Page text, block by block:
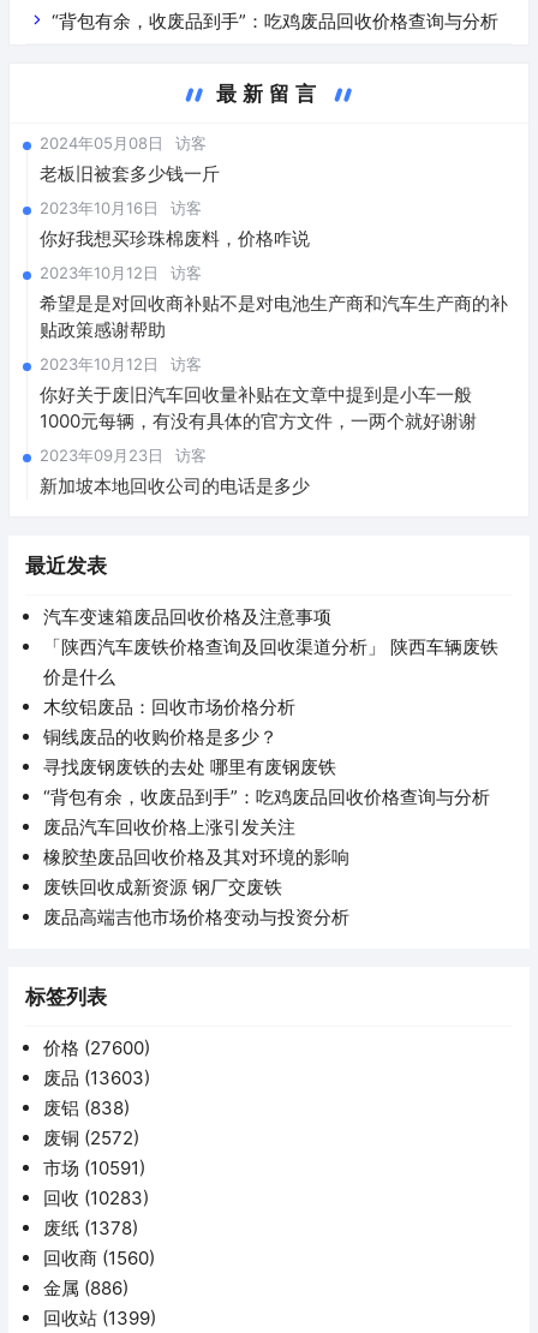
“背包有余，收废品到手”：吃鸡废品回收价格查询与分析
最新留言
2024年05月08日 访客
老板旧被套多少钱一斤
2023年10月16日 访客
你好我想买珍珠棉废料，价格咋说
2023年10月12日 访客
希望是是对回收商补贴不是对电池生产商和汽车生产商的补
贴政策感谢帮助
2023年10月12日 访客
你好关于废旧汽车回收量补贴在文章中提到是小车一般
1000元每辆，有没有具体的官方文件，一两个就好谢谢
2023年09月23日 访客
新加坡本地回收公司的电话是多少
最近发表
汽车变速箱废品回收价格及注意事项
「陕西汽车废铁价格查询及回收渠道分析」 陕西车辆废铁
价是什么
木纹铝废品：回收市场价格分析
铜线废品的收购价格是多少？
寻找废钢废铁的去处 哪里有废钢废铁
“背包有余，收废品到手”：吃鸡废品回收价格查询与分析
废品汽车回收价格上涨引发关注
橡胶垫废品回收价格及其对环境的影响
废铁回收成新资源 钢厂交废铁
废品高端吉他市场价格变动与投资分析
标签列表
价格 (27600)
废品 (13603)
废铝 (838)
废铜 (2572)
市场 (10591)
回收 (10283)
废纸 (1378)
回收商 (1560)
金属 (886)
回收站 (1399)